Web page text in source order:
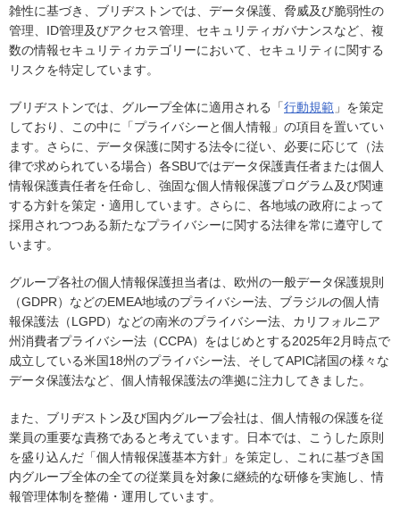
雑性に基づき、ブリヂストンでは、データ保護、脅威及び脆弱性の
管理、ID管理及びアクセス管理、セキュリティガバナンスなど、複
数の情報セキュリティカテゴリーにおいて、セキュリティに関する
リスクを特定しています。
ブリヂストンでは、グループ全体に適用される「行動規範 」を策定
しており、この中に「プライバシーと個人情報」の項目を置いてい
ます。さらに、データ保護に関する法令に従い、必要に応じて（法
律で求められている場合）各SBUではデータ保護責任者または個人
情報保護責任者を任命し、強固な個人情報保護プログラム及び関連
する方針を策定・適用しています。さらに、各地域の政府によって
採用されつつある新たなプライバシーに関する法律を常に遵守して
います。
グループ各社の個人情報保護担当者は、欧州の一般データ保護規則
（GDPR）などのEMEA地域のプライバシー法、ブラジルの個人情
報保護法（LGPD）などの南米のプライバシー法、カリフォルニア
州消費者プライバシー法（CCPA）をはじめとする2025年2月時点で
成立している米国18州のプライバシー法、そしてAPIC諸国の様々な
データ保護法など、個人情報保護法の準拠に注力してきました。
また、ブリヂストン及び国内グループ会社は、個人情報の保護を従
業員の重要な責務であると考えています。日本では、こうした原則
を盛り込んだ「個人情報保護基本方針」を策定し、これに基づき国
内グループ全体の全ての従業員を対象に継続的な研修を実施し、情
報管理体制を整備・運用しています。